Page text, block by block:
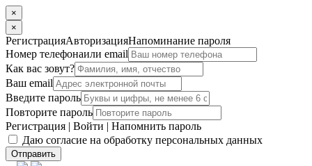
×
×
РегистрацияАвторизацияНапоминание пароля
Номер телефонаили email
Как вас зовут?
Ваш email
Введите пароль
Повторите пароль
Регистрация | Войти | Напомнить пароль
Даю согласие на обработку персональных данных
Отправить